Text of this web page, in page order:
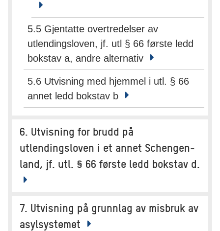
5.5 Gjentatte overtredelser av
utlendingsloven, jf. utl § 66 første ledd
bokstav a, andre alternativ
5.6 Utvisning med hjemmel i utl. § 66
annet ledd bokstav b
6. Utvisning for brudd på
utlendingsloven i et annet Schengen-
land, jf. utl. § 66 første ledd bokstav d.
7. Utvisning på grunnlag av misbruk av
asylsystemet